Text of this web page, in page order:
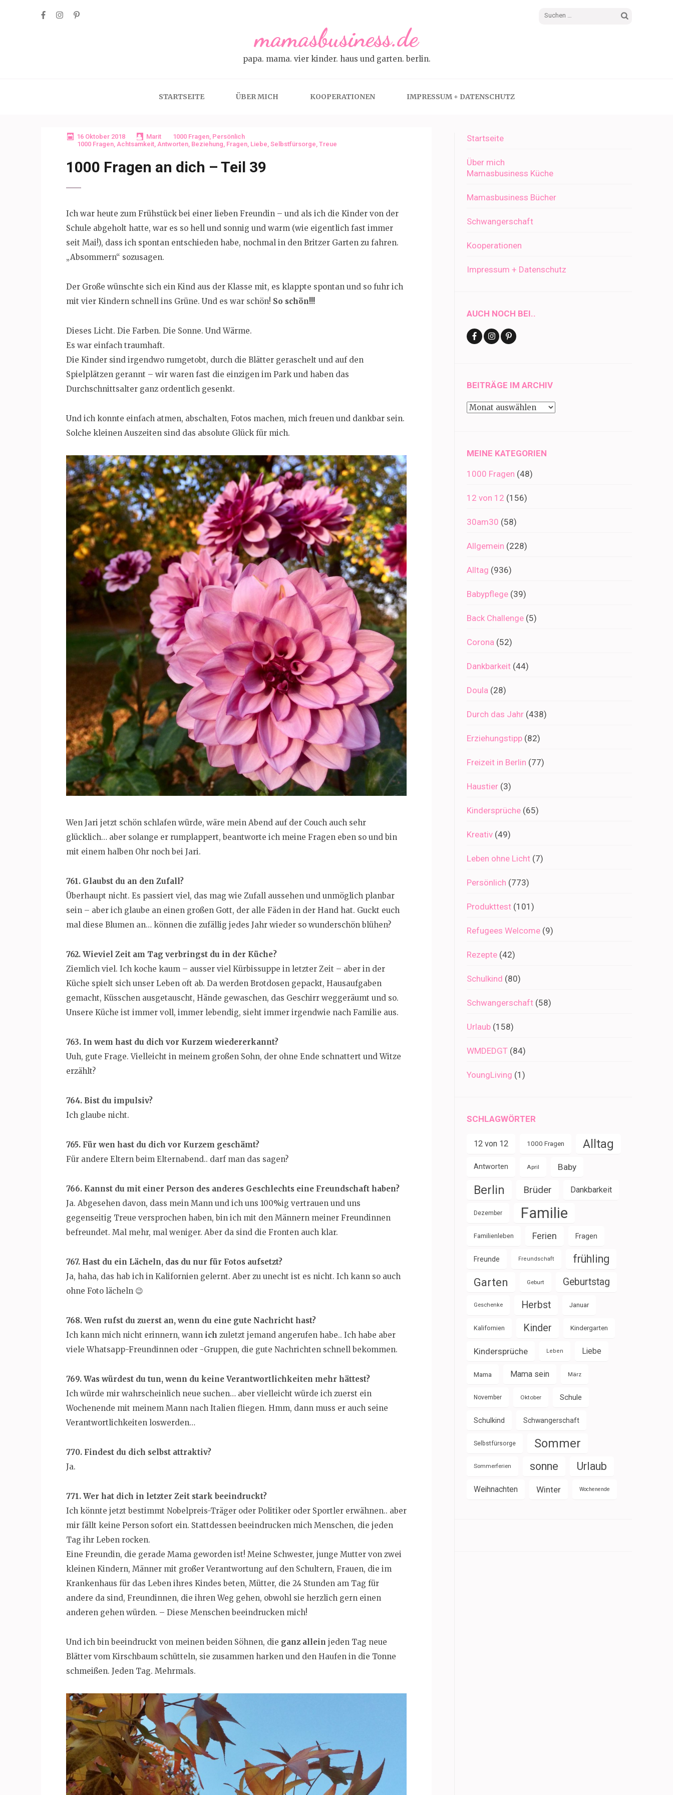
Suchen
mamasbusiness.de
papa. mama. vier kinder. haus und garten. berlin.
STARTSEITE ÜBER MICH KOOPERATIONEN IMPRESSUM + DATENSCHUTZ
16 Oktober 2018 Marit 1000 Fragen, Persönlich
1000 Fragen, Achtsamkeit, Antworten, Beziehung, Fragen, Liebe, Selbstfürsorge, Treue
1000 Fragen an dich – Teil 39
Ich war heute zum Frühstück bei einer lieben Freundin – und als ich die Kinder von der
Schule abgeholt hatte, war es so hell und sonnig und warm (wie eigentlich fast immer
seit Mai!), dass ich spontan entschieden habe, nochmal in den Britzer Garten zu fahren.
„Absommern“ sozusagen.
Der Große wünschte sich ein Kind aus der Klasse mit, es klappte spontan und so fuhr ich
mit vier Kindern schnell ins Grüne. Und es war schön! So schön!!!
Dieses Licht. Die Farben. Die Sonne. Und Wärme.
Es war einfach traumhaft.
Die Kinder sind irgendwo rumgetobt, durch die Blätter geraschelt und auf den
Spielplätzen gerannt – wir waren fast die einzigen im Park und haben das
Durchschnittsalter ganz ordentlich gesenkt.
Und ich konnte einfach atmen, abschalten, Fotos machen, mich freuen und dankbar sein.
Solche kleinen Auszeiten sind das absolute Glück für mich.
Wen Jari jetzt schön schlafen würde, wäre mein Abend auf der Couch auch sehr
glücklich… aber solange er rumplappert, beantworte ich meine Fragen eben so und bin
mit einem halben Ohr noch bei Jari.
761. Glaubst du an den Zufall?
Überhaupt nicht. Es passiert viel, das mag wie Zufall aussehen und unmöglich planbar
sein – aber ich glaube an einen großen Gott, der alle Fäden in der Hand hat. Guckt euch
mal diese Blumen an… können die zufällig jedes Jahr wieder so wunderschön blühen?
762. Wieviel Zeit am Tag verbringst du in der Küche?
Ziemlich viel. Ich koche kaum – ausser viel Kürbissuppe in letzter Zeit – aber in der
Küche spielt sich unser Leben oft ab. Da werden Brotdosen gepackt, Hausaufgaben
gemacht, Küsschen ausgetauscht, Hände gewaschen, das Geschirr weggeräumt und so.
Unsere Küche ist immer voll, immer lebendig, sieht immer irgendwie nach Familie aus.
763. In wem hast du dich vor Kurzem wiedererkannt?
Uuh, gute Frage. Vielleicht in meinem großen Sohn, der ohne Ende schnattert und Witze
erzählt?
764. Bist du impulsiv?
Ich glaube nicht.
765. Für wen hast du dich vor Kurzem geschämt?
Für andere Eltern beim Elternabend.. darf man das sagen?
766. Kannst du mit einer Person des anderes Geschlechts eine Freundschaft haben?
Ja. Abgesehen davon, dass mein Mann und ich uns 100%ig vertrauen und uns
gegenseitig Treue versprochen haben, bin ich mit den Männern meiner Freundinnen
befreundet. Mal mehr, mal weniger. Aber da sind die Fronten auch klar.
767. Hast du ein Lächeln, das du nur für Fotos aufsetzt?
Ja, haha, das hab ich in Kalifornien gelernt. Aber zu unecht ist es nicht. Ich kann so auch
ohne Foto lächeln 😉
768. Wen rufst du zuerst an, wenn du eine gute Nachricht hast?
Ich kann mich nicht erinnern, wann ich zuletzt jemand angerufen habe.. Ich habe aber
viele Whatsapp-Freundinnen oder -Gruppen, die gute Nachrichten schnell bekommen.
769. Was würdest du tun, wenn du keine Verantwortlichkeiten mehr hättest?
Ich würde mir wahrscheinlich neue suchen… aber vielleicht würde ich zuerst ein
Wochenende mit meinem Mann nach Italien fliegen. Hmm, dann muss er auch seine
Verantwortlichkeiten loswerden…
770. Findest du dich selbst attraktiv?
Ja.
771. Wer hat dich in letzter Zeit stark beeindruckt?
Ich könnte jetzt bestimmt Nobelpreis-Träger oder Politiker oder Sportler erwähnen.. aber
mir fällt keine Person sofort ein. Stattdessen beeindrucken mich Menschen, die jeden
Tag ihr Leben rocken.
Eine Freundin, die gerade Mama geworden ist! Meine Schwester, junge Mutter von zwei
kleinen Kindern, Männer mit großer Verantwortung auf den Schultern, Frauen, die im
Krankenhaus für das Leben ihres Kindes beten, Mütter, die 24 Stunden am Tag für
andere da sind, Freundinnen, die ihren Weg gehen, obwohl sie herzlich gern einen
anderen gehen würden. – Diese Menschen beeindrucken mich!
Und ich bin beeindruckt von meinen beiden Söhnen, die ganz allein jeden Tag neue
Blätter vom Kirschbaum schütteln, sie zusammen harken und den Haufen in die Tonne
schmeißen. Jeden Tag. Mehrmals.
Startseite
Über mich
Mamasbusiness Küche
Mamasbusiness Bücher
Schwangerschaft
Kooperationen
Impressum + Datenschutz
AUCH NOCH BEI..
BEITRÄGE IM ARCHIV
Beiträge
MEINE KATEGORIEN
1000 Fragen (48)
12 von 12 (156)
30am30 (58)
Allgemein (228)
Alltag (936)
Babypflege (39)
Back Challenge (5)
Corona (52)
Dankbarkeit (44)
Doula (28)
Durch das Jahr (438)
Erziehungstipp (82)
Freizeit in Berlin (77)
Haustier (3)
Kindersprüche (65)
Kreativ (49)
Leben ohne Licht (7)
Persönlich (773)
Produkttest (101)
Refugees Welcome (9)
Rezepte (42)
Schulkind (80)
Schwangerschaft (58)
Urlaub (158)
WMDEDGT (84)
YoungLiving (1)
SCHLAGWÖRTER
12 von 12 1000 Fragen Alltag
Antworten April Baby
Berlin Brüder Dankbarkeit
Dezember Familie
Familienleben Ferien Fragen
Freunde Freundschaft frühling
Garten Geburt Geburtstag
Geschenke Herbst Januar
Kalifornien Kinder Kindergarten
Kindersprüche Leben Liebe
Mama Mama sein März
November Oktober Schule
Schulkind Schwangerschaft
Selbstfürsorge Sommer
Sommerferien sonne Urlaub
Weihnachten Winter Wochenende